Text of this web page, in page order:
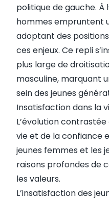
politique de gauche. À
hommes empruntent
adoptant des
ces enjeux. Ce repli
plus large de
masculine, marquant
sein des jeunes
Insatisfaction dans la
L’évolution
vie et de la confiance
jeunes femmes et les
raisons profondes de
les valeurs.
L’insatisfaction des